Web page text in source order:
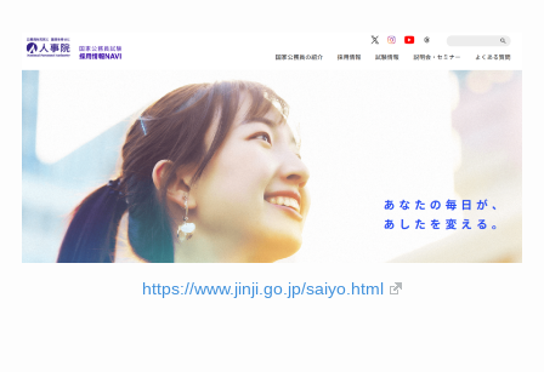
https://www.jinji.go.jp/saiyo.html